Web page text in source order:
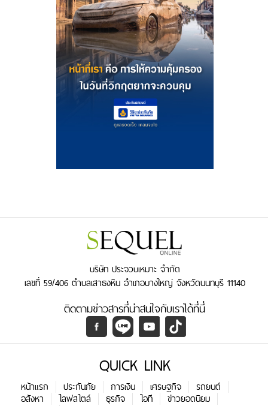
บริษัท ประจวบเหมาะ จำกัด
เลขที่ 59/406 ตำบลเสาธงหิน อำเภอบางใหญ่ จังหวัดนนทบุรี 11140
ติดตามข่าวสารที่น่าสนใจกับเราได้ที่นี่
QUICK LINK
หน้าแรก ประกันภัย การเงิน เศรษฐกิจ
รถยนต์
อสังหา
ไลฟสไตล์ ธุรกิจ ไอที
ข่าวยอดนิยม